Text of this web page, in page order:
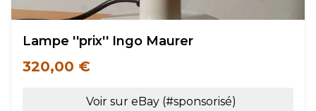
Lampe ''prix'' Ingo Maurer
320,00 €
Voir sur eBay (#sponsorisé)